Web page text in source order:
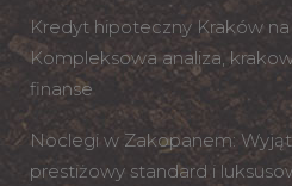
Kredyt hipoteczny Kraków na
Kompleksowa analiza,
finanse
Noclegi w Zakopanem:
prestiżowy standard i